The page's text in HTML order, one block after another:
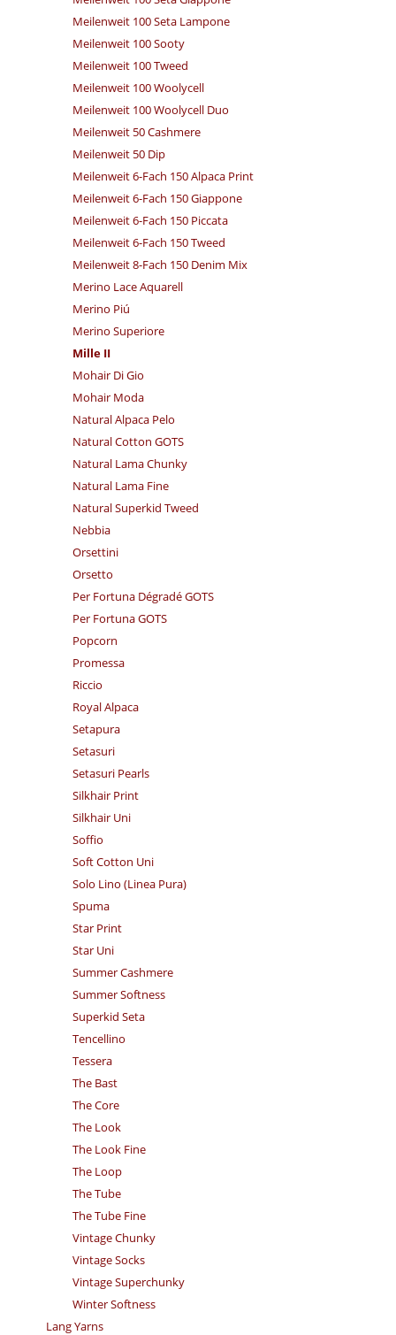
Meilenweit 100 Seta Lampone
Meilenweit 100 Sooty
Meilenweit 100 Tweed
Meilenweit 100 Woolycell
Meilenweit 100 Woolycell Duo
Meilenweit 50 Cashmere
Meilenweit 50 Dip
Meilenweit 6-Fach 150 Alpaca Print
Meilenweit 6-Fach 150 Giappone
Meilenweit 6-Fach 150 Piccata
Meilenweit 6-Fach 150 Tweed
Meilenweit 8-Fach 150 Denim Mix
Merino Lace Aquarell
Merino Piú
Merino Superiore
Mille II
Mohair Di Gio
Mohair Moda
Natural Alpaca Pelo
Natural Cotton GOTS
Natural Lama Chunky
Natural Lama Fine
Natural Superkid Tweed
Nebbia
Orsettini
Orsetto
Per Fortuna Dégradé GOTS
Per Fortuna GOTS
Popcorn
Promessa
Riccio
Royal Alpaca
Setapura
Setasuri
Setasuri Pearls
Silkhair Print
Silkhair Uni
Soffio
Soft Cotton Uni
Solo Lino (Linea Pura)
Spuma
Star Print
Star Uni
Summer Cashmere
Summer Softness
Superkid Seta
Tencellino
Tessera
The Bast
The Core
The Look
The Look Fine
The Loop
The Tube
The Tube Fine
Vintage Chunky
Vintage Socks
Vintage Superchunky
Winter Softness
Lang Yarns